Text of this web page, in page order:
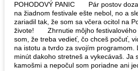
POHODOVÝ PANIC⠀ ⠀ Pár postov
na žiadnom festivale ešte nebol, no a
zariadil tak, že som sa včera ocitol na
živote!⁠⠀ ⁠⠀ Zhrnutie môjho
som, že treba vedieť, čo chceš počuť,
na istotu a tvrdo za svojím programom.
minút dakoho stretneš a vykecávaš. Ja
kamošmi a nepočul som poriadne ani